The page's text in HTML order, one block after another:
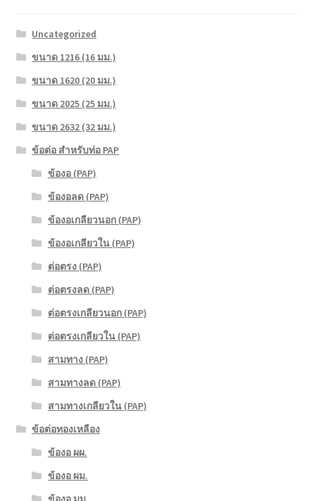
Uncategorized
ขนาด 1216 (16 มม.)
ขนาด 1620 (20 มม.)
ขนาด 2025 (25 มม.)
ขนาด 2632 (32 มม.)
ข้อต่อ สำหรับท่อ PAP
ข้องอ (PAP)
ข้องอลด (PAP)
ข้องอเกลียวนอก (PAP)
ข้องอเกลียวใน (PAP)
ต่อตรง (PAP)
ต่อตรงลด (PAP)
ต่อตรงเกลียวนอก (PAP)
ต่อตรงเกลียวใน (PAP)
สามทาง (PAP)
สามทางลด (PAP)
สามทางเกลียวใน (PAP)
ข้อต่อทองเหลือง
ข้องอ ผผ.
ข้องอ ผม.